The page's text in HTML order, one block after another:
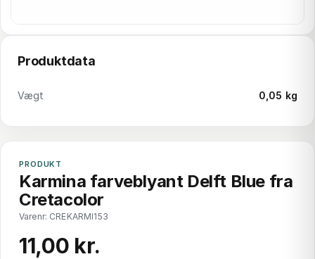
Produktdata
Vægt 0,05 kg
PRODUKT
Karmina farveblyant Delft Blue fra
Cretacolor
Varenr: CREKARMI153
11,00 kr.